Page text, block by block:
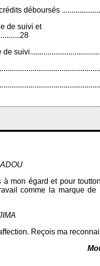
déboursés
de suivi et
à mon égard et pour
comme la marque
Reçois ma